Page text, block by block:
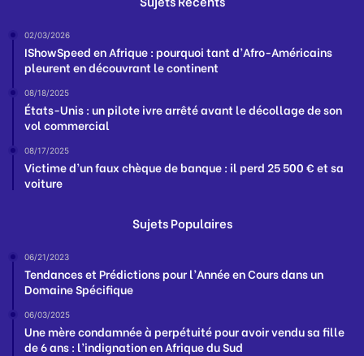
02/03/2026
IShowSpeed en Afrique : pourquoi tant d’Afro-Américains
pleurent en découvrant le continent
08/18/2025
États-Unis : un pilote ivre arrêté avant le décollage de son
vol commercial
08/17/2025
Victime d’un faux chèque de banque : il perd 25 500 € et sa
voiture
Sujets Populaires
06/21/2023
Tendances et Prédictions pour l’Année en Cours dans un
Domaine Spécifique
06/03/2025
Une mère condamnée à perpétuité pour avoir vendu sa fille
de 6 ans : l’indignation en Afrique du Sud